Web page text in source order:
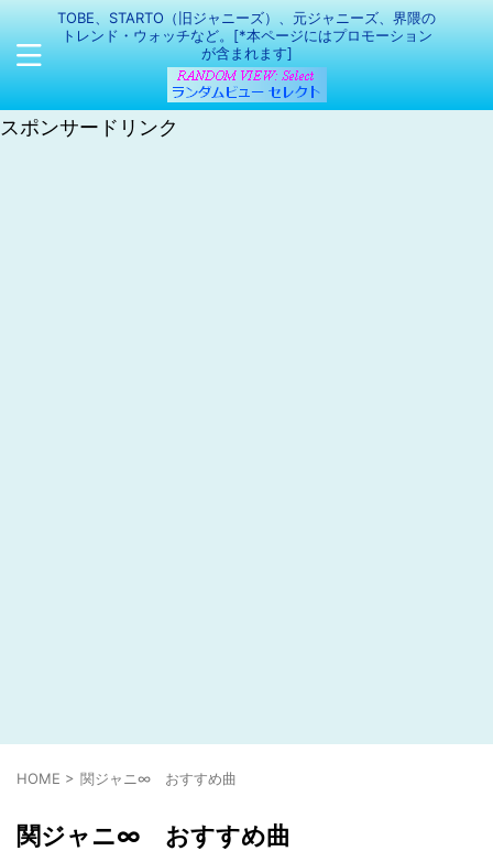
TOBE、STARTO（旧ジャニーズ）、元ジャニーズ、界隈の
トレンド・ウォッチなど。[*本ページにはプロモーション
が含まれます]
スポンサードリンク
HOME > 関ジャニ∞ おすすめ曲
関ジャニ∞ おすすめ曲